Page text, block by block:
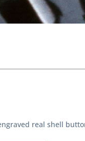
real shell